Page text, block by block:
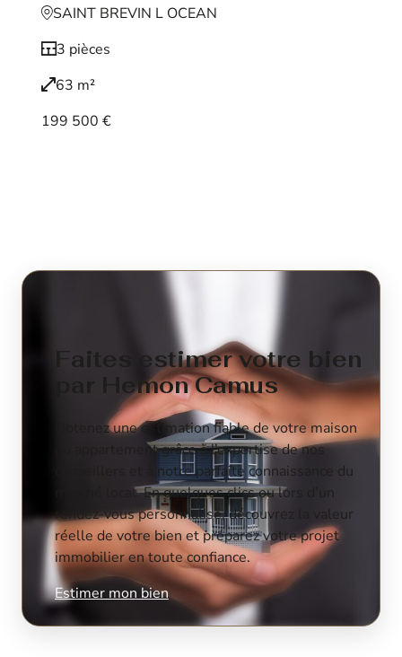
SAINT BREVIN L OCEAN
3 pièces
63 m²
199 500 €
Faites estimer votre bien
par Hemon Camus
Obtenez une estimation fiable de votre maison
ou appartement grâce à l’expertise de nos
conseillers et à notre parfaite connaissance du
marché local. En quelques clics ou lors d’un
rendez-vous personnalisé, découvrez la valeur
réelle de votre bien et préparez votre projet
immobilier en toute confiance.
Estimer mon bien